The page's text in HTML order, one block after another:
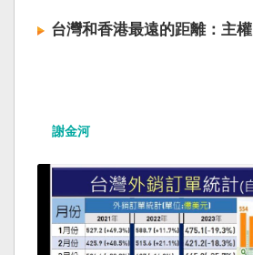
台灣和香港最遠的距離：主權
謝金河